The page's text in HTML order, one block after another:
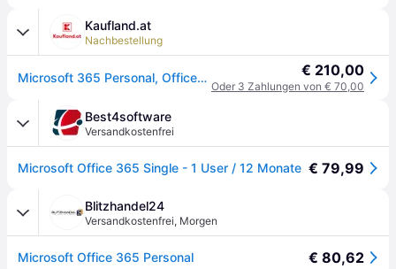
Kaufland.at
Nachbestellung
Microsoft 365 Personal, Office-Paket, Voll, 1 Lizenz(en), 1 Jahr(e), Abonnement, Spanisch € 210,00
Oder 3 Zahlungen von € 70,00
Best4software
Versandkostenfrei
Microsoft Office 365 Single - 1 User / 12 Monate € 79,99
Blitzhandel24
Versandkostenfrei, Morgen
Microsoft Office 365 Personal € 80,62